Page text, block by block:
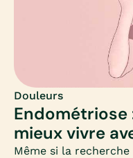
comme une maladie
soigner les
alimentaire peut être
dans les habitudes
des médicaments
calmer les
Douleurs
Endométriose
mieux vivre
Même si la